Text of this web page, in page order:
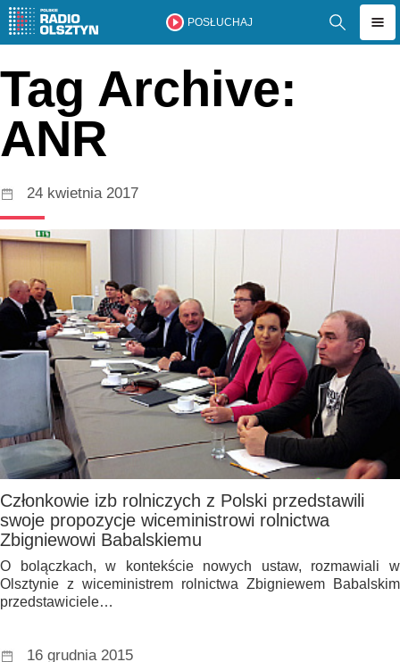
POSŁUCHAJ
Tag Archive:
ANR
24 kwietnia 2017
Członkowie izb rolniczych z Polski przedstawili
swoje propozycje wiceministrowi rolnictwa
Zbigniewowi Babalskiemu
O bolączkach, w kontekście nowych ustaw, rozmawiali w
Olsztynie z wiceministrem rolnictwa Zbigniewem Babalskim
przedstawiciele…
16 grudnia 2015